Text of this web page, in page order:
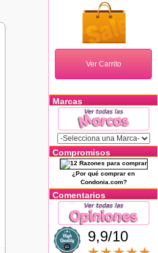
Marcas
Compromisos
¿Por qué comprar en
Condonia.com?
Comentarios
9,9/10